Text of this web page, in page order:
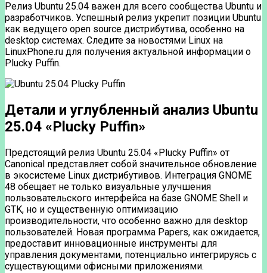
Релиз Ubuntu 25.04 важен для всего сообщества Ubuntu и
разработчиков. Успешный релиз укрепит позиции Ubuntu
как ведущего open source дистрибутива, особенно на
desktop системах. Следите за новостями Linux на
LinuxPhone.ru для получения актуальной информации о
Plucky Puffin.
Детали и углубленный анализ Ubuntu
25.04 «Plucky Puffin»
Предстоящий релиз Ubuntu 25.04 «Plucky Puffin» от
Canonical представляет собой значительное обновление
в экосистеме Linux дистрибутивов. Интеграция GNOME
48 обещает не только визуальные улучшения
пользовательского интерфейса на базе GNOME Shell и
GTK, но и существенную оптимизацию
производительности, что особенно важно для desktop
пользователей. Новая программа Papers, как ожидается,
предоставит инновационные инструменты для
управления документами, потенциально интегрируясь с
существующими офисными приложениями.